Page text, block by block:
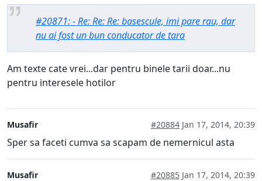
#20871: - Re: Re: Re: basescule, imi pare rau, dar
nu ai fost un bun conducator de tara
Am texte cate vrei...dar pentru binele tarii doar...nu
pentru interesele hotilor
Musafir #20884 Jan 17, 2014, 20:39
Sper sa faceti cumva sa scapam de nemernicul asta
Musafir #20885 Jan 17, 2014, 20:39